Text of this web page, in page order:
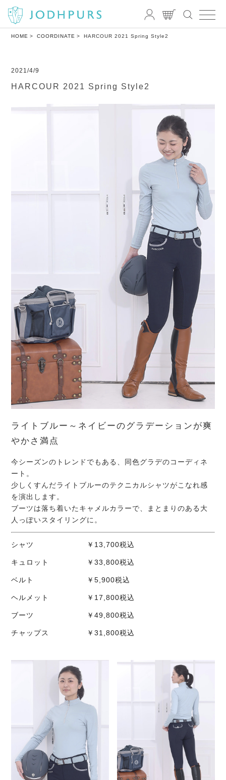
HOME COORDINATE HARCOUR 2021 Spring Style2
2021/4/9
HARCOUR 2021 Spring Style2
ライトブルー～ネイビーのグラデーションが爽
やかさ満点
今シーズンのトレンドでもある、同色グラデのコーディネ
ート。
少しくすんだライトブルーのテクニカルシャツがこなれ感
を演出します。
ブーツは落ち着いたキャメルカラーで、まとまりのある大
人っぽいスタイリングに。
シャツ ￥13,700税込
キュロット ￥33,800税込
ベルト ￥5,900税込
ヘルメット ￥17,800税込
ブーツ ￥49,800税込
チャップス ￥31,800税込